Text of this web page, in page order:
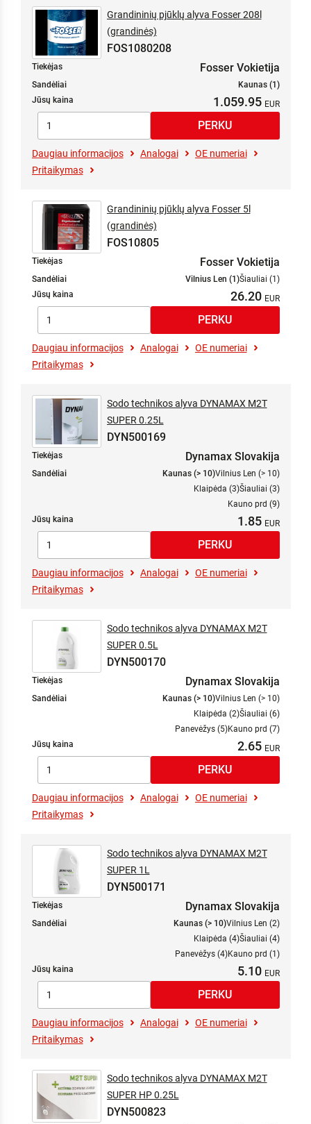
Grandininių pjūklų alyva Fosser 208l
(grandinės)
FOS1080208
Tiekėjas Fosser Vokietija
Sandėliai
Kaunas (1)
Jūsų kaina
1.059.95
Daugiau informacijos Analogai
OE numeriai
Pritaikymas
Grandininių pjūklų alyva Fosser 5l
(grandinės)
FOS10805
Tiekėjas Fosser Vokietija
Sandėliai Vilnius Len (1)Šiauliai (1)
Jūsų kaina
26.20
Daugiau informacijos Analogai
OE numeriai
Pritaikymas
Sodo technikos alyva DYNAMAX M2T
SUPER 0.25L
DYN500169
Tiekėjas Dynamax Slovakija
Sandėliai Kaunas (> 10)Vilnius Len (> 10)
Klaipėda (3)Šiauliai (3)
Kauno prd (9)
Jūsų kaina
1.85
Daugiau informacijos Analogai
OE numeriai
Pritaikymas
Sodo technikos alyva DYNAMAX M2T
SUPER 0.5L
DYN500170
Tiekėjas Dynamax Slovakija
Sandėliai Kaunas (> 10)Vilnius Len (> 10)
Klaipėda (2)Šiauliai (6)
Panevėžys (5)Kauno prd (7)
Jūsų kaina
2.65
Daugiau informacijos Analogai
OE numeriai
Pritaikymas
Sodo technikos alyva DYNAMAX M2T
SUPER 1L
DYN500171
Tiekėjas Dynamax Slovakija
Sandėliai Kaunas (> 10)Vilnius Len (2)
Klaipėda (4)Šiauliai (4)
Panevėžys (4)Kauno prd (1)
Jūsų kaina
5.10
Daugiau informacijos Analogai
OE numeriai
Pritaikymas
Sodo technikos alyva DYNAMAX M2T
SUPER HP 0.25L
DYN500823